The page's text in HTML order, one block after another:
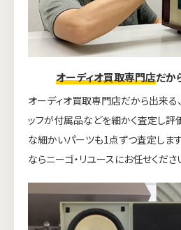
オーディオ買取専門店だか
オーディオ買取専門店だから出来る
ッフが付属品などを細かく査定し評
な細かいパーツも1点ずつ査定しま
ならニーゴ・リユースにお任せくださ